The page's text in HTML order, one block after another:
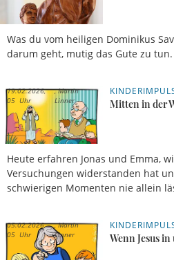
Was du vom heiligen Dominikus
darum geht, mutig das Gute zu tun.
Mitten in der
Heute erfahren Jonas und Emma,
Versuchungen widerstanden hat
schwierigen Momenten nie allein
19.02.2026,
05 Uhr
Martin
Linner
Wenn Jesus
05.02.2026,
05 Uhr
Martin
Linner